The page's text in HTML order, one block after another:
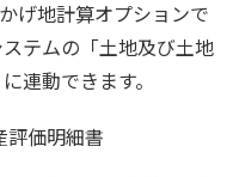
げ地計算オプションで
テムの「土地及び土地
連動できます。
評価明細書